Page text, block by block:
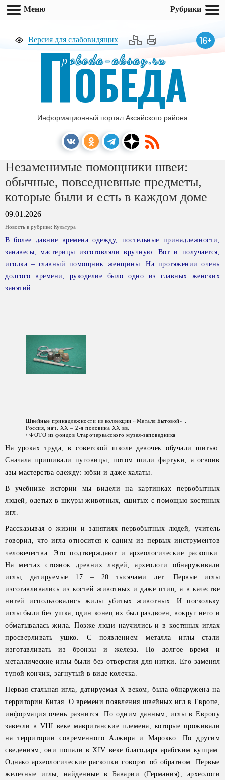
Версия для слабовидящих 16+
pobeda-aksay.ru
ПОБЕДА
Информационный портал Аксайского района
Незаменимые помощники швеи:
обычные, повседневные предметы,
которые были и есть в каждом доме
09.01.2026
Новость в рубрике: Культура
В более давние времена одежду, постельные принадлежности,
занавесы, мастерицы изготовляли вручную. Вот и получается,
иголка – главный помощник женщины. На протяжении очень
долгого времени, рукоделие было одно из главных женских
занятий.
Швейные принадлежности из коллекции «Металл Бытовой» .
Россия, нач. ХХ – 2-я половина ХХ вв.
/ ФОТО из фондов Старочеркасского музея-заповедника
На уроках труда, в советской школе девочек обучали шитью.
Сначала пришивали пуговицы, потом шили фартуки, а освоив
азы мастерства одежду: юбки и даже халаты.
В учебнике истории мы видели на картинках первобытных
людей, одетых в шкуры животных, сшитых с помощью костяных
игл.
Рассказывая о жизни и занятиях первобытных людей, учитель
говорил, что игла относится к одним из первых инструментов
человечества. Это подтверждают и археологические раскопки.
На местах стоянок древних людей, археологи обнаруживали
иглы, датируемые 17 – 20 тысячами лет. Первые иглы
изготавливались из костей животных и даже птиц, а в качестве
нитей использовались жилы убитых животных. И поскольку
иглы были без ушка, один конец их был раздвоен, вокруг него и
обматывалась жила. Позже люди научились и в костяных иглах
просверливать ушко. С появлением металла иглы стали
изготавливать из бронзы и железа. Но долгое время и
металлические иглы были без отверстия для нитки. Его заменял
тупой кончик, загнутый в виде колечка.
Первая стальная игла, датируемая Х веком, была обнаружена на
территории Китая. О времени появления швейных игл в Европе,
информация очень разнится. По одним данным, иглы в Европу
завезли в VIII веке мавританские племена, которые проживали
на территории современного Алжира и Марокко. По другим
сведениям, они попали в XIV веке благодаря арабским купцам.
Однако археологические раскопки говорят об обратном. Первые
железные иглы, найденные в Баварии (Германия), археологи
Меню Рубрики